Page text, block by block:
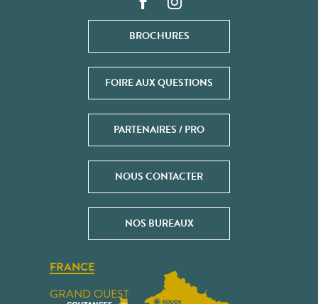
BROCHURES
FOIRE AUX QUESTIONS
PARTENAIRES / PRO
NOUS CONTACTER
NOS BUREAUX
FRANCE
GRAND OUEST